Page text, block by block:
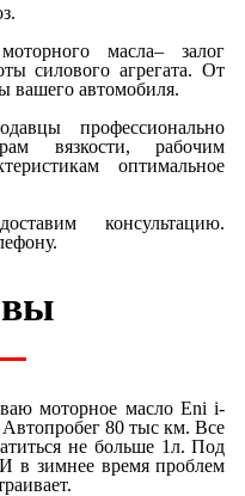
масла– залог
силового агрегата. От
вашего автомобиля.
профессионально
вязкости, рабочим
оптимальное
консультацию.
моторное масло Eni i-
80 тыс км. Все
не больше 1л. Под
в зимнее время проблем